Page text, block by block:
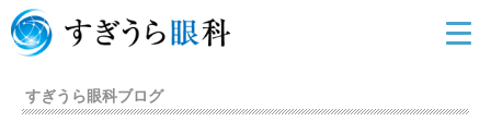
すぎうら眼科ブログ